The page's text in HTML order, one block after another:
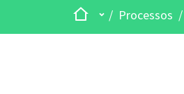
Inici Menú principal
/ Processos /